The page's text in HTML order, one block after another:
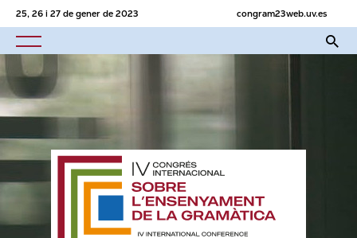
25, 26 i 27 de gener de 2023 congram23web.uv.es